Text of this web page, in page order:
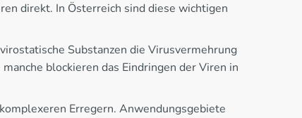
direkt. In Österreich sind diese wichtigen
Substanzen die Virusvermehrung
blockieren das Eindringen der Viren in
Erregern. Anwendungsgebiete